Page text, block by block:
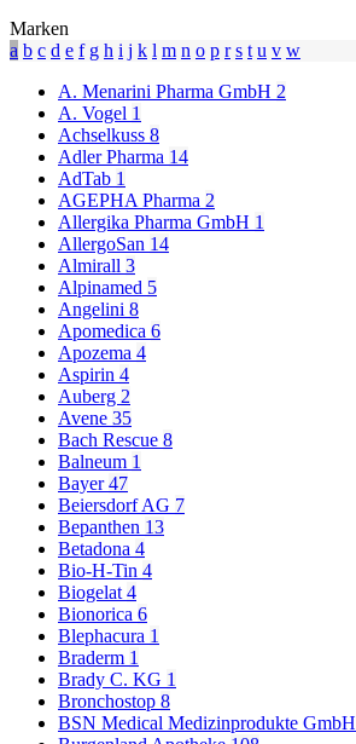
Marken
a b c d e f g h i j k l m n o p r s t u v w
A. Menarini Pharma GmbH 2
A. Vogel 1
Achselkuss 8
Adler Pharma 14
AdTab 1
AGEPHA Pharma 2
Allergika Pharma GmbH 1
AllergoSan 14
Almirall 3
Alpinamed 5
Angelini 8
Apomedica 6
Apozema 4
Aspirin 4
Auberg 2
Avene 35
Bach Rescue 8
Balneum 1
Bayer47
Beiersdorf AG 7
Bepanthen 13
Betadona 4
Bio-H-Tin 4
Biogelat 4
Bionorica 6
Blephacura 1
Braderm 1
Brady C. KG 1
Bronchostop 8
BSN Medical Medizinprodukte GmbH